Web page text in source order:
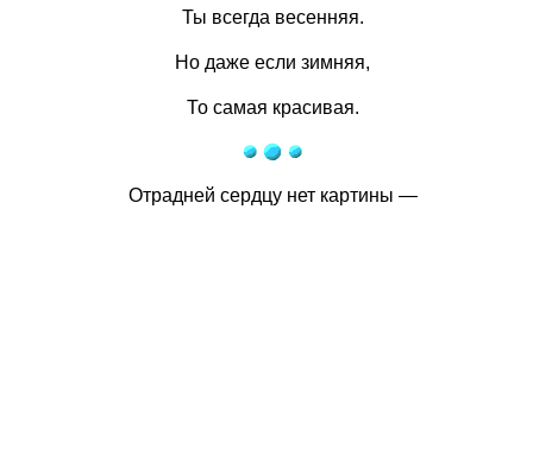
Ты всегда весенняя.
Но даже если зимняя,
То самая красивая.
Отрадней сердцу нет картины —